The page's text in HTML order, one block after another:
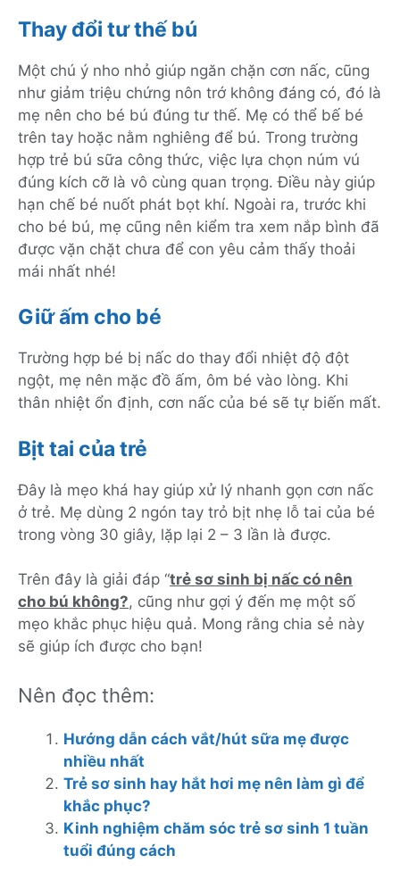
Thay đổi tư thế bú
Một chú ý nho nhỏ giúp ngăn chặn cơn nấc, cũng
như giảm triệu chứng nôn trớ không đáng có, đó là
mẹ nên cho bé bú đúng tư thế. Mẹ có thể bế bé
trên tay hoặc nằm nghiêng để bú. Trong trường
hợp trẻ bú sữa công thức, việc lựa chọn núm vú
đúng kích cỡ là vô cùng quan trọng. Điều này giúp
hạn chế bé nuốt phát bọt khí. Ngoài ra, trước khi
cho bé bú, mẹ cũng nên kiểm tra xem nắp bình đã
được vặn chặt chưa để con yêu cảm thấy thoải
mái nhất nhé!
Giữ ấm cho bé
Trường hợp bé bị nấc do thay đổi nhiệt độ đột
ngột, mẹ nên mặc đồ ấm, ôm bé vào lòng. Khi
thân nhiệt ổn định, cơn nấc của bé sẽ tự biến mất.
Bịt tai của trẻ
Đây là mẹo khá hay giúp xử lý nhanh gọn cơn nấc
ở trẻ. Mẹ dùng 2 ngón tay trỏ bịt nhẹ lỗ tai của bé
trong vòng 30 giây, lặp lại 2 – 3 lần là được.
Trên đây là giải đáp “trẻ sơ sinh bị nấc có nên
cho bú không?, cũng như gợi ý đến mẹ một số
mẹo khắc phục hiệu quả. Mong rằng chia sẻ này
sẽ giúp ích được cho bạn!
Nên đọc thêm:
Hướng dẫn cách vắt/hút sữa mẹ được
nhiều nhất
Trẻ sơ sinh hay hắt hơi mẹ nên làm gì để
khắc phục?
Kinh nghiệm chăm sóc trẻ sơ sinh 1 tuần
tuổi đúng cách